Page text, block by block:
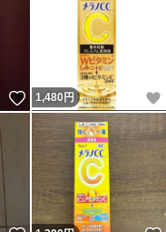
いいね！
1,480 円